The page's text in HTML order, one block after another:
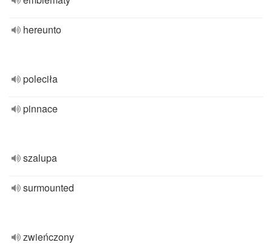
hereunto
poleciła
pinnace
szalupa
surmounted
zwieńczony